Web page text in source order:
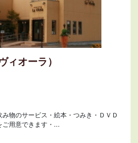
ィオーラ）
み物のサービス・絵本・つみき・ＤＶＤ
ご用意できます・...